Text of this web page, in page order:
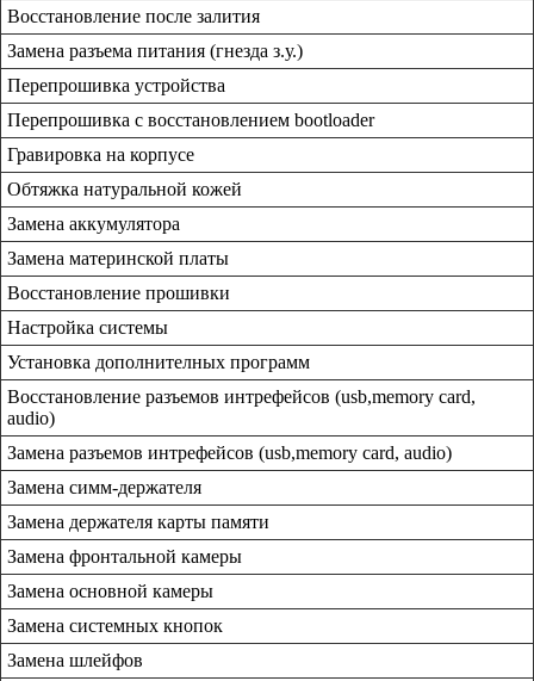
Восстановление после залития
Замена разъема питания (гнезда з.у.)
Перепрошивка устройства
Перепрошивка с восстановлением bootloader
Гравировка на корпусе
Обтяжка натуральной кожей
Замена аккумулятора
Замена материнской платы
Восстановление прошивки
Настройка системы
Установка дополнителных программ
Восстановление разъемов интрефейсов (usb,memory card,
audio)
Замена разъемов интрефейсов (usb,memory card, audio)
Замена симм-держателя
Замена держателя карты памяти
Замена фронтальной камеры
Замена основной камеры
Замена системных кнопок
Замена шлейфов